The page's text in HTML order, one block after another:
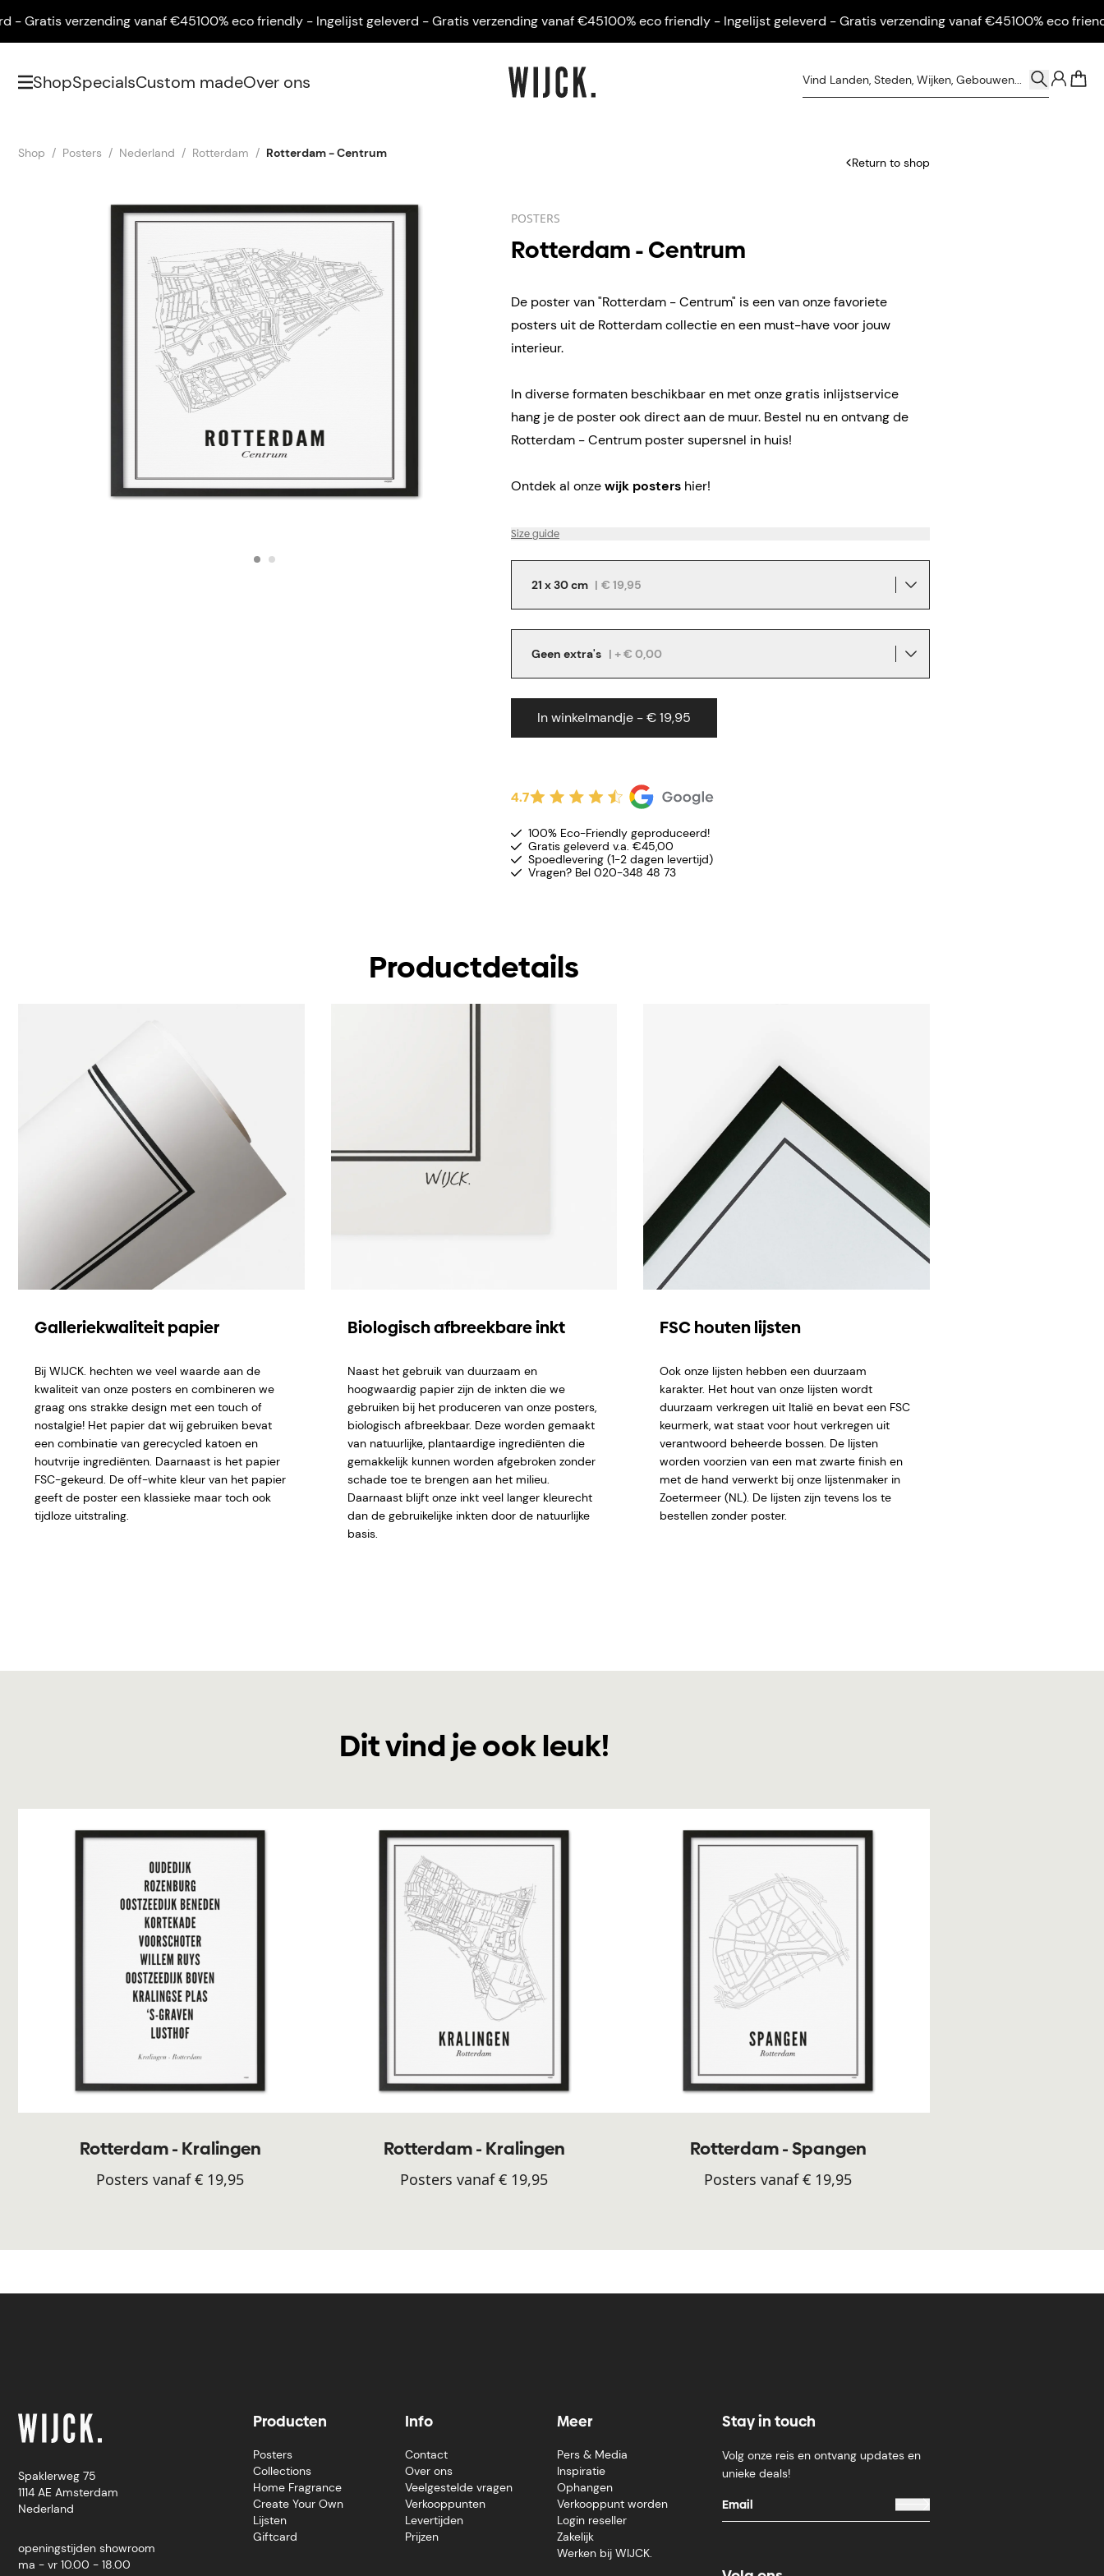
verzending vanaf €45100% eco friendly - Ingelijst geleverd - Gratis verzending vanaf €45100% eco friendly - Ingelijst geleverd - Gratis verzending vanaf €45100% eco friendly -
ShopSpecialsCustom madeOver ons
Shop Posters Nederland Rotterdam Rotterdam - Centrum
Return to shop
POSTERS
Rotterdam - Centrum
De poster van "Rotterdam - Centrum" is een van onze favoriete
posters uit de Rotterdam collectie en een must-have voor jouw
interieur.
In diverse formaten beschikbaar en met onze gratis inlijstservice
hang je de poster ook direct aan de muur. Bestel nu en ontvang de
Rotterdam - Centrum poster supersnel in huis!
Ontdek al onzewijk posters hier!
Size guide
21 x 30 cm | € 19,95
Geen extra's | + € 0,00
In winkelmandje - € 19,95
4.7
100% Eco-Friendly geproduceerd!
Gratis geleverd v.a. €45,00
Spoedlevering (1-2 dagen levertijd)
Vragen? Bel 020-348 48 73
Productdetails
Galleriekwaliteit papier
Bij WIJCK. hechten we veel waarde aan de
kwaliteit van onze posters en combineren we
graag ons strakke design met een touch of
nostalgie! Het papier dat wij gebruiken bevat
een combinatie van gerecycled katoen en
houtvrije ingrediënten. Daarnaast is het papier
FSC-gekeurd. De off-white kleur van het papier
geeft de poster een klassieke maar toch ook
tijdloze uitstraling.
Biologisch afbreekbare inkt
Naast het gebruik van duurzaam en
hoogwaardig papier zijn de inkten die we
gebruiken bij het produceren van onze posters,
biologisch afbreekbaar. Deze worden gemaakt
van natuurlijke, plantaardige ingrediënten die
gemakkelijk kunnen worden afgebroken zonder
schade toe te brengen aan het milieu.
Daarnaast blijft onze inkt veel langer kleurecht
dan de gebruikelijke inkten door de natuurlijke
basis.
FSC houten lijsten
Ook onze lijsten hebben een duurzaam
karakter. Het hout van onze lijsten wordt
duurzaam verkregen uit Italië en bevat een FSC
keurmerk, wat staat voor hout verkregen uit
verantwoord beheerde bossen. De lijsten
worden voorzien van een mat zwarte finish en
met de hand verwerkt bij onze lijstenmaker in
Zoetermeer (NL). De lijsten zijn tevens los te
bestellen zonder poster.
Dit vind je ook leuk!
Rotterdam - Kralingen
Posters vanaf € 19,95
Rotterdam - Kralingen
Posters vanaf € 19,95
Rotterdam - Spangen
Posters vanaf € 19,95
Spaklerweg 75
1114 AE Amsterdam
Nederland
openingstijden showroom
ma - vr 10.00 - 18.00
Producten
Posters
Collections
Home Fragrance
Create Your Own
Lijsten
Giftcard
Info
Contact
Over ons
Veelgestelde vragen
Verkooppunten
Levertijden
Prijzen
Meer
Pers & Media
Inspiratie
Ophangen
Verkooppunt worden
Login reseller
Zakelijk
Werken bij WIJCK.
Stay in touch
Volg onze reis en ontvang updates en
unieke deals!